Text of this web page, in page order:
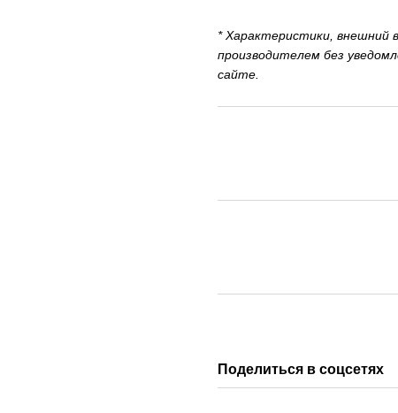
* Характеристики, внешний
производителем без
сайте.
Поделиться в соцсетях